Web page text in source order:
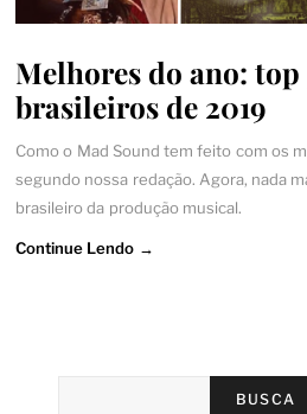
Melhores do ano: top
brasileiros de 2019
Como o Mad Sound tem feito com os
segundo nossa redação. Agora, nada
brasileiro da produção musical.
Continue Lendo →
BUSCA